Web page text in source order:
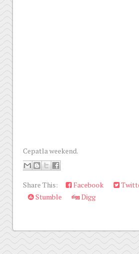
Cepatla weekend.
Share This: Facebook
Stumble
Digg